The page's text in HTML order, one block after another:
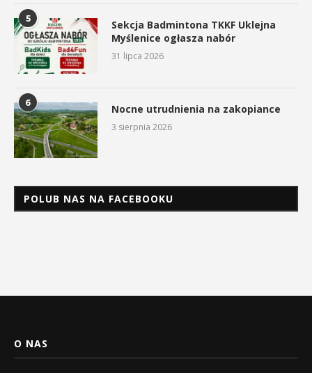
5
Sekcja Badmintona TKKF Uklejna
Myślenice ogłasza nabór
31 lipca 2026
6 Nocne utrudnienia na zakopiance
3 sierpnia 2026
POLUB NAS NA FACEBOOKU
O NAS